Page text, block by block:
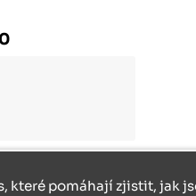
které pomáhají zjistit, jak